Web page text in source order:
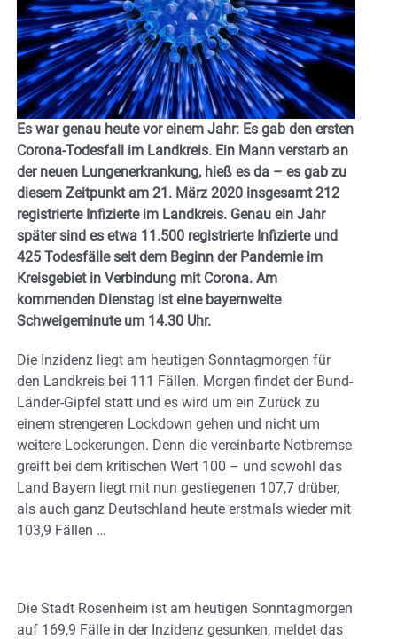
Es war genau heute vor einem Jahr: Es gab den ersten
Corona-Todesfall im Landkreis. Ein Mann verstarb an
der neuen Lungenerkrankung, hieß es da – es gab zu
diesem Zeitpunkt am 21. März 2020 insgesamt 212
registrierte Infizierte im Landkreis. Genau ein Jahr
später sind es etwa 11.500 registrierte Infizierte und
425 Todesfälle seit dem Beginn der Pandemie im
Kreisgebiet in Verbindung mit Corona. Am
kommenden Dienstag ist eine bayernweite
Schweigeminute um 14.30 Uhr.
Die Inzidenz liegt am heutigen Sonntagmorgen für
den Landkreis bei 111 Fällen. Morgen findet der Bund-
Länder-Gipfel statt und es wird um ein Zurück zu
einem strengeren Lockdown gehen und nicht um
weitere Lockerungen. Denn die vereinbarte Notbremse
greift bei dem kritischen Wert 100 – und sowohl das
Land Bayern liegt mit nun gestiegenen 107,7 drüber,
als auch ganz Deutschland heute erstmals wieder mit
103,9 Fällen …
Die Stadt Rosenheim ist am heutigen Sonntagmorgen
auf 169,9 Fälle in der Inzidenz gesunken, meldet das